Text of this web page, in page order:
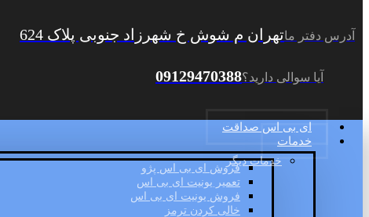
آدرس دفتر ماتهران م شوش خ شهرزاد جنوبی پلاک 624
آیا سوالی دارید؟09129470388
ای بی اس صداقت
خدمات
خدمات دیگر
فروش ای بی اس پژو
تعمیر یونیت ای بی اس
فروش یونیت ای بی اس
خالی کردن ترمز